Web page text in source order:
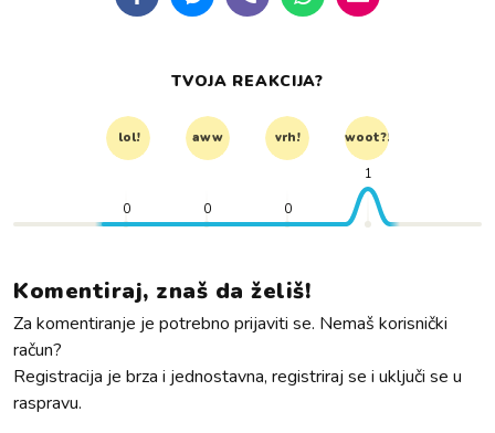
TVOJA REAKCIJA?
lol! aww vrh! woot?!
0 0 0
1
Komentiraj, znaš da želiš!
Za komentiranje je potrebno prijaviti se. Nemaš korisnički
račun?
Registracija je brza i jednostavna, registriraj se i uključi se u
raspravu.